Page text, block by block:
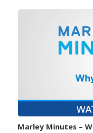
Marley Minutes –